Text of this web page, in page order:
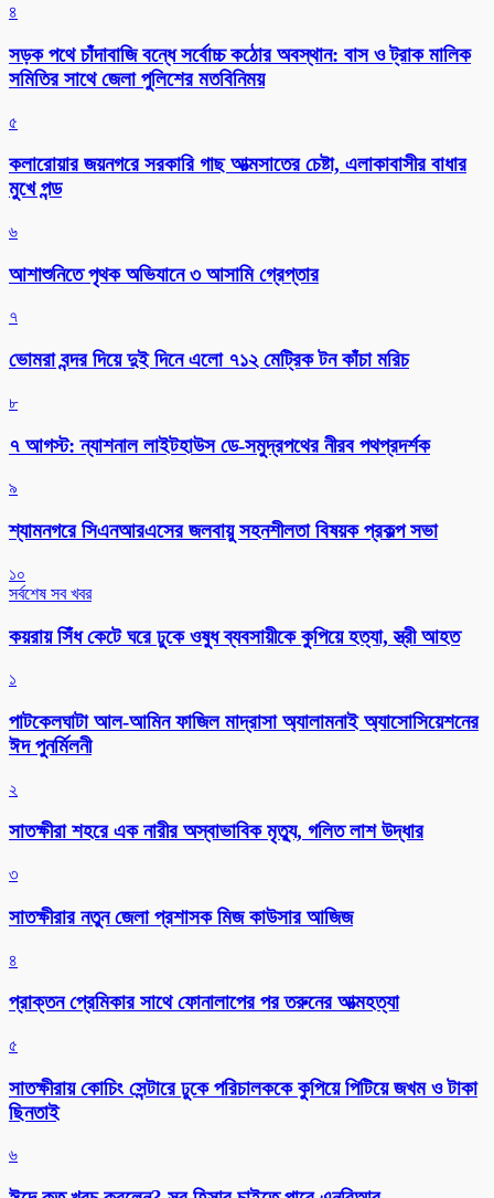
৪
সড়ক পথে চাঁদাবাজি বন্ধে সর্বোচ্চ কঠোর অবস্থান: বাস ও ট্রাক মালিক
সমিতির সাথে জেলা পুলিশের মতবিনিময়
৫
কলারোয়ার জয়নগরে সরকারি গাছ আত্মসাতের চেষ্টা, এলাকাবাসীর বাধার
মুখে পন্ড
৬
আশাশুনিতে পৃথক অভিযানে ৩ আসামি গ্রেপ্তার
৭
ভোমরা বন্দর দিয়ে দুই দিনে এলো ৭১২ মেট্রিক টন কাঁচা মরিচ
৮
৭ আগস্ট: ন্যাশনাল লাইটহাউস ডে-সমুদ্রপথের নীরব পথপ্রদর্শক
৯
শ্যামনগরে সিএনআরএসের জলবায়ু সহনশীলতা বিষয়ক প্রকল্প সভা
১০
সর্বশেষ সব খবর
কয়রায় সিঁধ কেটে ঘরে ঢুকে ওষুধ ব্যবসায়ীকে কুপিয়ে হত্যা, স্ত্রী আহত
১
পাটকেলঘাটা আল-আমিন ফাজিল মাদ্রাসা অ্যালামনাই অ্যাসোসিয়েশনের
ঈদ পুনর্মিলনী
২
সাতক্ষীরা শহরে এক নারীর অস্বাভাবিক মৃত্যু, গলিত লাশ উদ্ধার
৩
সাতক্ষীরার নতুন জেলা প্রশাসক মিজ কাউসার আজিজ
৪
প্রাক্তন প্রেমিকার সাথে ফোনালাপের পর তরুনের আত্মহত্যা
৫
সাতক্ষীরায় কোচিং সেন্টারে ঢুকে পরিচালককে কুপিয়ে পিটিয়ে জখম ও টাকা
ছিনতাই
৬